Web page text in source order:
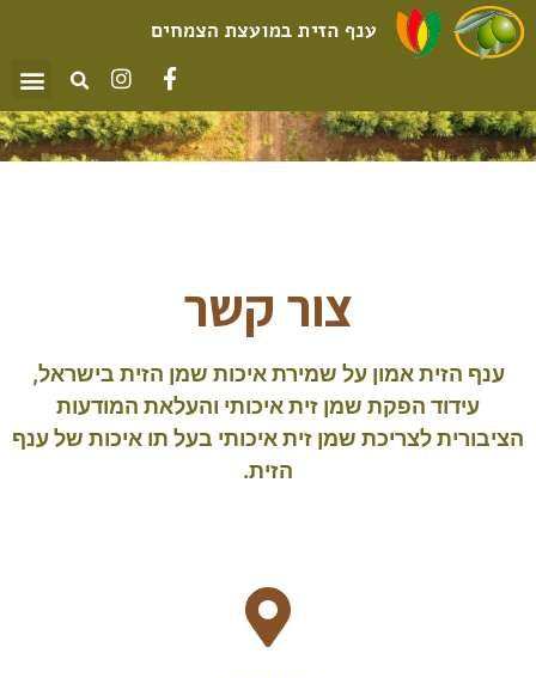
צור קשר
ענף הזית אמון על שמירת איכות שמן הזית בישראל,
עידוד הפקת שמן זית איכותי והעלאת המודעות
הציבורית לצריכת שמן זית איכותי בעל תו איכות של ענף
הזית.